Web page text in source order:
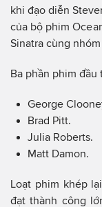
khi đạo diễn
của bộ phim
Sinatra cùng nhóm
Ba phần phim đầu
George
Brad Pitt.
Julia Roberts.
Matt Damon.
Loạt phim khép
đạt thành công